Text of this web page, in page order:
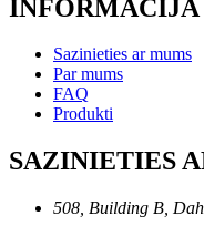
INFORMĀCIJA
Sazinieties ar mums
Par mums
FAQ
Produkti
SAZINIETIES
508, Building B,